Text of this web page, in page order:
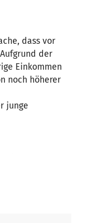
dass vor
der
Einkommen
noch höherer
junge